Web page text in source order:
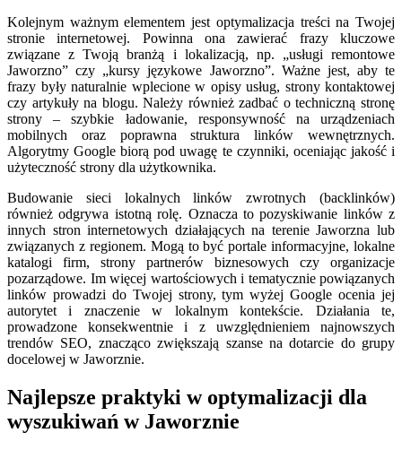
Kolejnym ważnym elementem jest optymalizacja treści na Twojej
stronie internetowej. Powinna ona zawierać frazy kluczowe
związane z Twoją branżą i lokalizacją, np. „usługi remontowe
Jaworzno” czy „kursy językowe Jaworzno”. Ważne jest, aby te
frazy były naturalnie wplecione w opisy usług, strony kontaktowej
czy artykuły na blogu. Należy również zadbać o techniczną stronę
strony – szybkie ładowanie, responsywność na urządzeniach
mobilnych oraz poprawna struktura linków wewnętrznych.
Algorytmy Google biorą pod uwagę te czynniki, oceniając jakość i
użyteczność strony dla użytkownika.
Budowanie sieci lokalnych linków zwrotnych (backlinków)
również odgrywa istotną rolę. Oznacza to pozyskiwanie linków z
innych stron internetowych działających na terenie Jaworzna lub
związanych z regionem. Mogą to być portale informacyjne, lokalne
katalogi firm, strony partnerów biznesowych czy organizacje
pozarządowe. Im więcej wartościowych i tematycznie powiązanych
linków prowadzi do Twojej strony, tym wyżej Google ocenia jej
autorytet i znaczenie w lokalnym kontekście. Działania te,
prowadzone konsekwentnie i z uwzględnieniem najnowszych
trendów SEO, znacząco zwiększają szanse na dotarcie do grupy
docelowej w Jaworznie.
Najlepsze praktyki w optymalizacji dla
wyszukiwań w Jaworznie